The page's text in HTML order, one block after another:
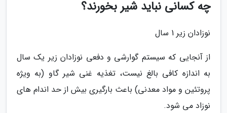
چه کسانی نباید شیر بخورند؟
نوزادان زیر 1 سال
از آنجایی که سیستم گوارشی و دفعی نوزادان زیر یک سال
به اندازه کافی بالغ نیست، تغذیه غنی شیر گاو (به ویژه
پروتئین و مواد معدنی) باعث بارگیری بیش از حد اندام های
نوزاد می شود.